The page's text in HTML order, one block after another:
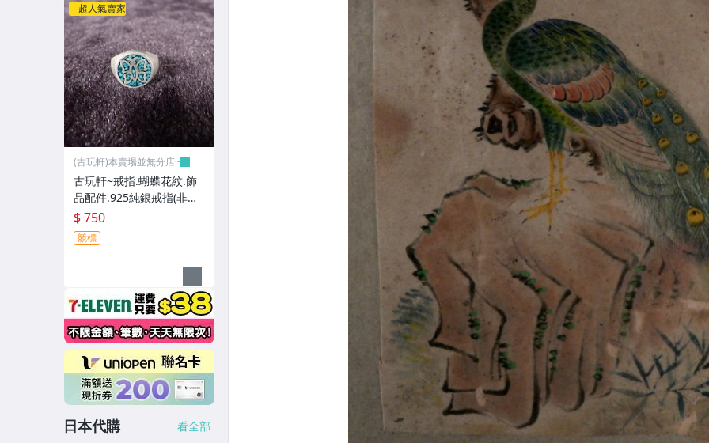
超人氣賣家
(古玩軒)本賣場並無分店~
古玩軒~戒指.蝴蝶花紋.飾
品配件.925純銀戒指(非緬
甸玉.翡翠.藍寶)GGG111
$ 750
競標
日本代購 看全部